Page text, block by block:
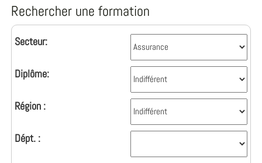
Rechercher une formation
Secteur:
Diplôme:
Région :
Dépt. :